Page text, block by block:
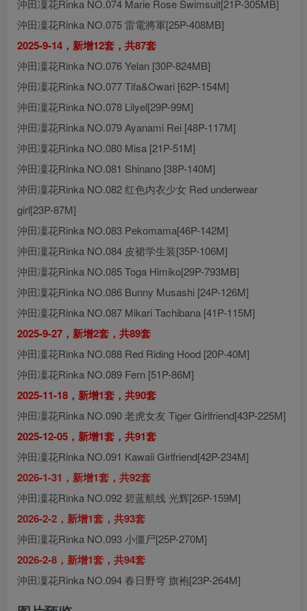
沖田凜花Rinka NO.074 Marie Rose Swimsuit[21P-305MB]
沖田凜花Rinka NO.075 雷電將軍[25P-408MB]
2025-9-14，新增12套，共87套
沖田凜花Rinka NO.076 Yelan [30P-824MB]
沖田凜花Rinka NO.077 Tifa&Owari [62P-154M]
沖田凜花Rinka NO.078 Lilyel[29P-99M]
沖田凜花Rinka NO.079 Ayanami Rei [48P-117M]
沖田凜花Rinka NO.080 Misa [21P-51M]
沖田凜花Rinka NO.081 Shinano [38P-140M]
沖田凜花Rinka NO.082 红色内衣少女 Red underwear
girl[23P-87M]
沖田凜花Rinka NO.083 Pekomama[46P-142M]
沖田凜花Rinka NO.084 皮裙学生装[35P-106M]
沖田凜花Rinka NO.085 Toga Himiko[29P-793MB]
沖田凜花Rinka NO.086 Bunny Musashi [24P-126M]
沖田凜花Rinka NO.087 Mikari Tachibana [41P-115M]
2025-9-27，新增2套，共89套
沖田凜花Rinka NO.088 Red Riding Hood [20P-40M]
沖田凜花Rinka NO.089 Fern [51P-86M]
2025-11-18，新增1套，共90套
沖田凜花Rinka NO.090 老虎女友 Tiger Girlfriend[43P-225M]
2025-12-05，新增1套，共91套
沖田凜花Rinka NO.091 Kawaii Girlfriend[42P-234M]
2026-1-31，新增1套，共92套
沖田凜花Rinka NO.092 碧蓝航线 光辉[26P-159M]
2026-2-2，新增1套，共93套
沖田凜花Rinka NO.093 小僵尸[25P-270M]
2026-2-8，新增1套，共94套
沖田凜花Rinka NO.094 春日野穹 旗袍[23P-264M]